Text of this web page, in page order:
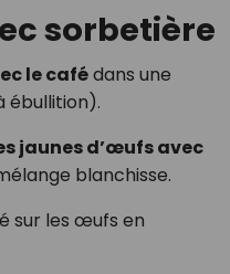
sorbetière
le cafédans une
ébullition).
jaunes d’œufs avec
blanchisse.
sur les œufs en